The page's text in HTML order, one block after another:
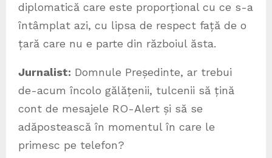
diplomatică care este proporțional cu ce s-a
întâmplat azi, cu lipsa de respect față de o
țară care nu e parte din războiul ăsta.
Jurnalist: Domnule Președinte, ar trebui
de-acum încolo gălățenii, tulcenii să țină
cont de mesajele RO-Alert și să se
adăpostească în momentul în care le
primesc pe telefon?